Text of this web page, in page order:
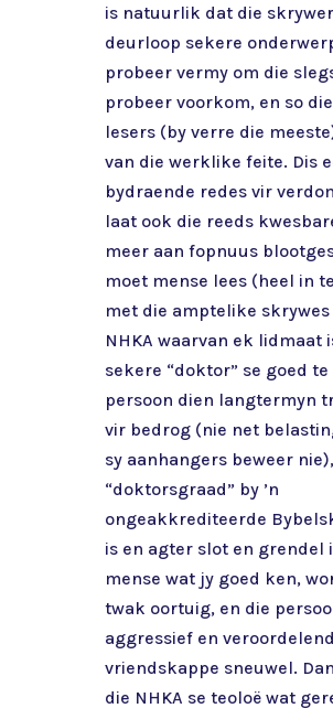
is natuurlik dat die
deurloop sekere
probeer vermy om die
probeer voorkom, en so
lesers (by verre die
van die werklike feite. Dis
bydraende redes vir
laat ook die reeds
meer aan fopnuus
moet mense lees (heel in
met die amptelike skrywes
NHKA waarvan ek lidmaat
sekere “doktor” se goed te
persoon dien langtermyn
vir bedrog (nie net
sy aanhangers beweer
“doktorsgraad” by ’n
ongeakkrediteerde
is en agter slot en grendel
mense wat jy goed ken,
twak oortuig, en die
aggressief en
vriendskappe sneuwel.
die NHKA se teoloë wat